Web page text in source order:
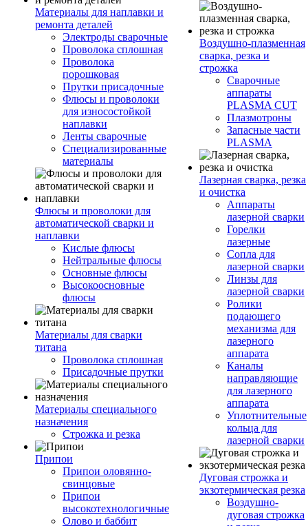
Материалы для наплавки и
ремонта деталей
Электроды сварочные
Проволока сплошная
Проволока
порошковая
Прутки присадочные
Флюсы и проволоки
для износостойкой
наплавки
Ленты сварочные
Специализированные
материалы
Флюсы и проволоки для
автоматической сварки и
наплавки
Кислые флюсы
Нейтральные флюсы
Основные флюсы
Высокоосновные
флюсы
Материалы для сварки
титана
Проволока сплошная
Присадочные прутки
Материалы специального
назначения
Строжка и резка
Припои
Припои оловянно-
свинцовые
Припои
высокотехнологичные
Олово и баббит
Воздушно-плазменная
сварка, резка и
строжка
Сварочные
аппараты
PLASMA CUT
Плазмотроны
Запасные части
PLASMA
Лазерная сварка, резка
и очистка
Аппараты
лазерной сварки
Горелки
лазерные
Сопла для
лазерной сварки
Линзы для
лазерной сварки
Ролики
подающего
механизма для
лазерного
аппарата
Каналы
направляющие
для лазерного
аппарата
Уплотнительные
кольца для
лазерной сварки
Дуговая строжка и
экзотермическая резка
Воздушно-
дуговая строжка